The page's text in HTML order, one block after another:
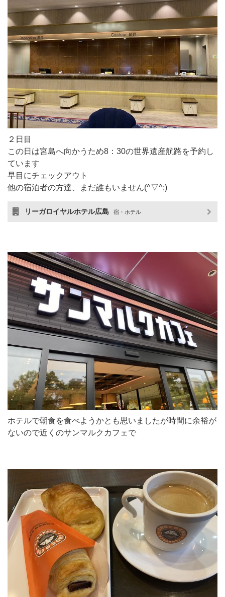
２日目
この日は宮島へ向かうため8：30の世界遺産航路を予約し
ています
早目にチェックアウト
他の宿泊者の方達、まだ誰もいません(^▽^;)
リーガロイヤルホテル広島 宿・ホテル
ホテルで朝食を食べようかとも思いましたが時間に余裕が
ないので近くのサンマルクカフェで